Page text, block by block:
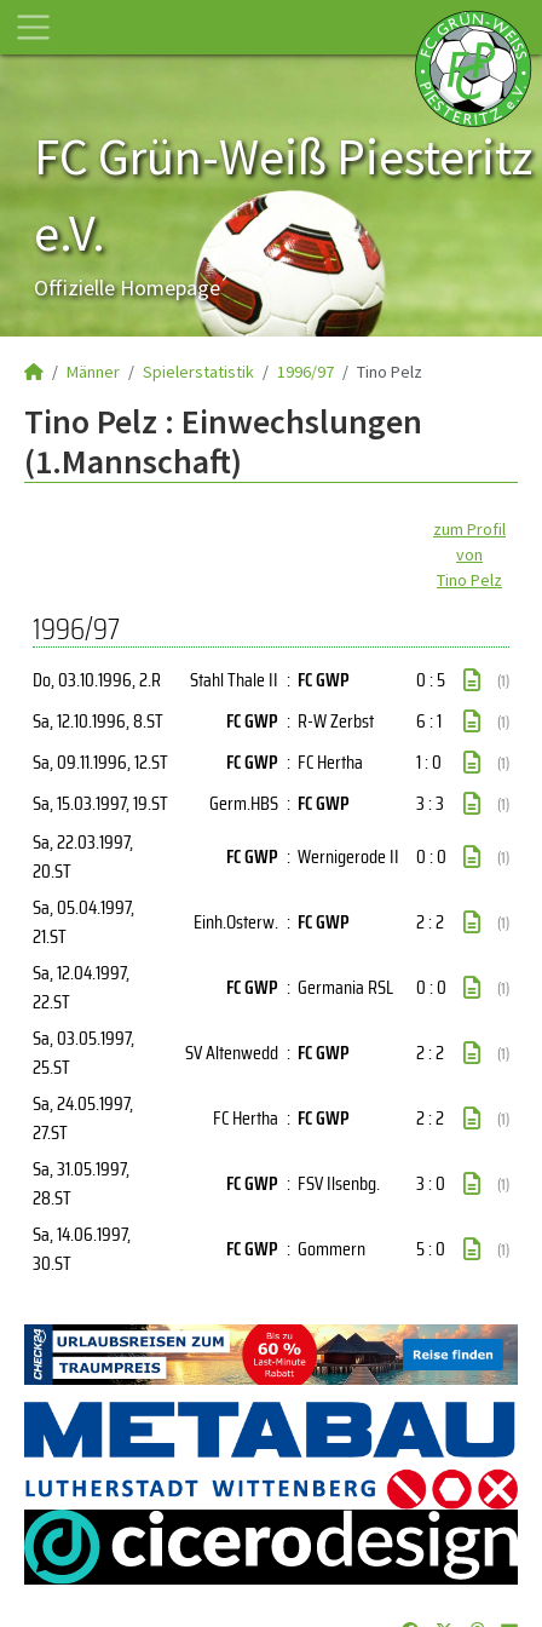
FC Grün-Weiß Piesteritz
e.V.
Offizielle Homepage
Männer Spielerstatistik 1996/97 Tino Pelz
Tino Pelz : Einwechslungen
(1.Mannschaft)
zum Profil
von
Tino Pelz
1996/97
Do, 03.10.1996, 2.R Stahl Thale II : FC GWP 0 : 5 (1)
Sa, 12.10.1996, 8.ST FC GWP : R-W Zerbst 6 : 1 (1)
Sa, 09.11.1996, 12.ST FC GWP : FC Hertha 1 : 0 (1)
Sa, 15.03.1997, 19.ST Germ.HBS : FC GWP 3 : 3 (1)
Sa, 22.03.1997,
20.ST
FC GWP : Wernigerode II 0 : 0 (1)
Sa, 05.04.1997,
21.ST
Einh.Osterw. : FC GWP 2 : 2 (1)
Sa, 12.04.1997,
22.ST
FC GWP : Germania RSL 0 : 0 (1)
Sa, 03.05.1997,
25.ST
SV Altenwedd : FC GWP 2 : 2 (1)
Sa, 24.05.1997,
27.ST
FC Hertha : FC GWP 2 : 2 (1)
Sa, 31.05.1997,
28.ST
FC GWP : FSV Ilsenbg. 3 : 0 (1)
Sa, 14.06.1997,
30.ST
FC GWP : Gommern 5 : 0 (1)